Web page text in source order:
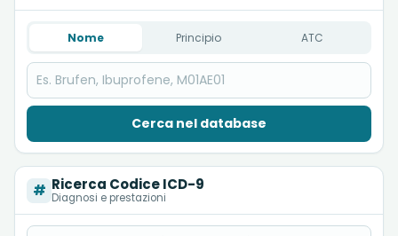
Nome Principio ATC
Cerca nel database
# Ricerca Codice ICD-9
Diagnosi e prestazioni